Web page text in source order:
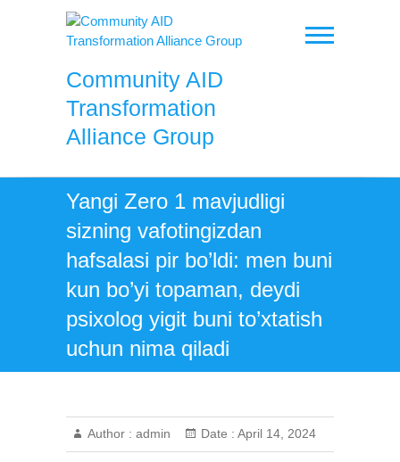
Community AID
Transformation
Alliance Group
Yangi Zero 1 mavjudligi
sizning vafotingizdan
hafsalasi pir bo’ldi: men buni
kun bo’yi topaman, deydi
psixolog yigit buni to’xtatish
uchun nima qiladi
Author : admin Date : April 14, 2024